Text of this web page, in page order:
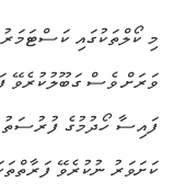
މި ކޯލްތަކުގައި
ވަރަށް ވެސް ގަބޫލުކުރެވޭ
ފައިސާ ހޯދުމުގެ ފުރުސަތު
ކަށަވަރު ނުކުރެވޭ